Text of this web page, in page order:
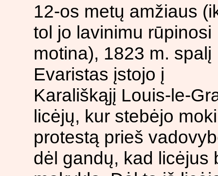
12-os metų amžiaus
tol jo lavinimu rūpinosi
motina), 1823 m. spalį
Evaristas įstojo į
Karališkąjį Louis-le-
licėjų, kur stebėjo
protestą prieš
dėl gandų, kad licėjus